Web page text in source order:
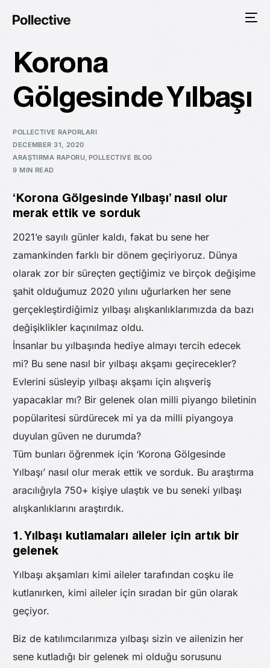
Korona
Gölgesinde Yılbaşı
POLLECTIVE RAPORLARI
DECEMBER 31, 2020
ARAŞTIRMA RAPORU, POLLECTIVE BLOG
9 MIN READ
‘Korona Gölgesinde Yılbaşı’ nasıl olur
merak ettik ve sorduk
2021’e sayılı günler kaldı, fakat bu sene her
zamankinden farklı bir dönem geçiriyoruz. Dünya
olarak zor bir süreçten geçtiğimiz ve birçok değişime
şahit olduğumuz 2020 yılını uğurlarken her sene
gerçekleştirdiğimiz yılbaşı alışkanlıklarımızda da bazı
değişiklikler kaçınılmaz oldu.
İnsanlar bu yılbaşında hediye almayı tercih edecek
mi? Bu sene nasıl bir yılbaşı akşamı geçirecekler?
Evlerini süsleyip yılbaşı akşamı için alışveriş
yapacaklar mı? Bir gelenek olan milli piyango biletinin
popülaritesi sürdürecek mi ya da milli piyangoya
duyulan güven ne durumda?
Tüm bunları öğrenmek için ‘Korona Gölgesinde
Yılbaşı’ nasıl olur merak ettik ve sorduk. Bu araştırma
aracılığıyla 750+ kişiye ulaştık ve bu seneki yılbaşı
alışkanlıklarını araştırdık.
1. Yılbaşı kutlamaları aileler için artık bir
gelenek
Yılbaşı akşamları kimi aileler tarafından coşku ile
kutlanırken, kimi aileler için sıradan bir gün olarak
geçiyor.
Biz de katılımcılarımıza yılbaşı sizin ve ailenizin her
sene kutladığı bir gelenek mi olduğu sorusunu